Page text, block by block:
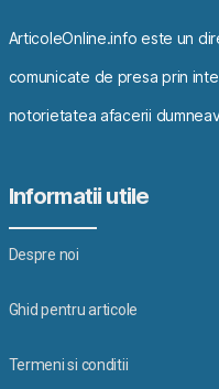
ArticoleOnline.info este un
comunicate de presa prin
notorietatea afacerii
Informatii utile
Despre noi
Ghid pentru articole
Termeni si conditii